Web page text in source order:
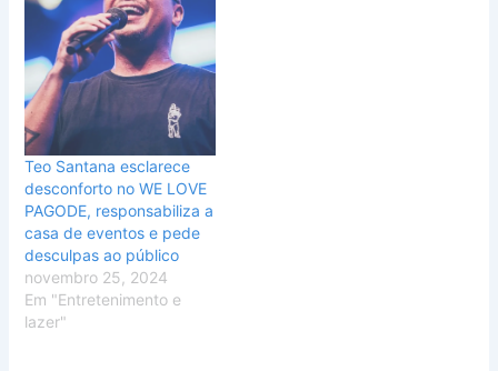
Teo Santana esclarece
desconforto no WE LOVE
PAGODE, responsabiliza a
casa de eventos e pede
desculpas ao público
novembro 25, 2024
Em "Entretenimento e
lazer"